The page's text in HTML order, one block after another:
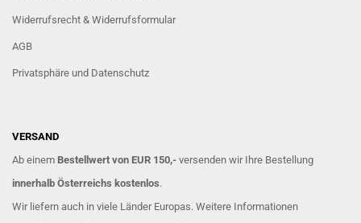
Widerrufsrecht & Widerrufsformular
AGB
Privatsphäre und Datenschutz
VERSAND
Ab einem Bestellwert von EUR 150,- versenden wir Ihre Bestellung
innerhalb Österreichs kostenlos.
Wir liefern auch in viele Länder Europas. Weitere Informationen